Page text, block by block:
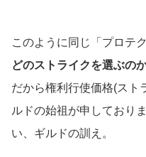
このように同じ「プロテ
どのストライクを選ぶの
だから権利行使価格(スト
ルドの始祖が申しており
い、ギルドの訓え。